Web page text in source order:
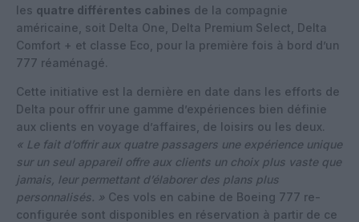
les quatre différentes cabines de la compagnie
américaine, soit Delta One, Delta Premium Select, Delta
Comfort + et classe Eco, pour la première fois à bord d’un
777 réaménagé.
Cette initiative est la dernière en date dans les efforts de
Delta pour offrir une gamme d’expériences bien définie
aux clients en voyage d’affaires, de loisirs ou les deux.
« Le fait d’offrir aux quatre passagers une expérience unique
sur un seul appareil offre aux clients un choix plus vaste que
jamais, leur permettant d’élaborer des plans plus
personnalisés. » Ces vols en cabine de Boeing 777 re-
configurée sont disponibles en réservation à partir de ce